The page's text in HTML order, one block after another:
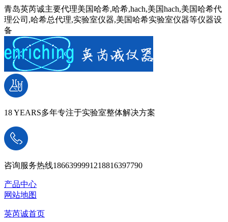
青岛英芮诚主要代理美国哈希,哈希,hach,美国hach,美国哈希代
理公司,哈希总代理,实验室仪器,美国哈希实验室仪器等仪器设
备
18 YEARS多年专注于实验室整体解决方案
咨询服务热线1866399991218816397790
产品中心
网站地图
英芮诚首页